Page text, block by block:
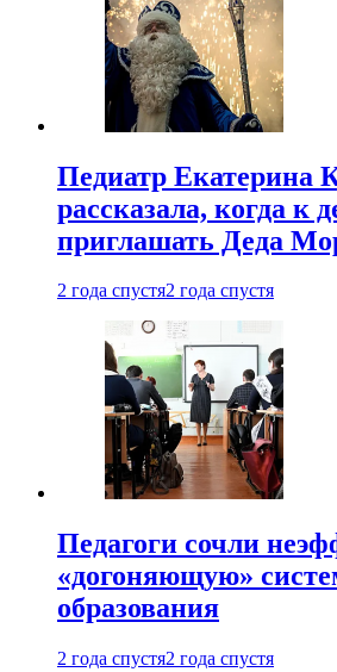
Педиатр Екатерина
рассказала, когда к
приглашать Деда
2 года спустя2 года спустя
Педагоги сочли
«догоняющую»
образования
2 года спустя2 года спустя